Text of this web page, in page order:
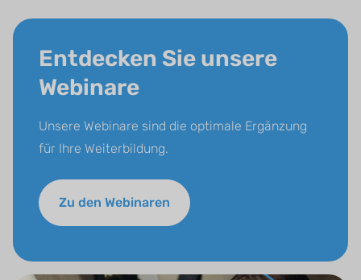
Entdecken Sie unsere
Webinare
Unsere Webinare sind die optimale Ergänzung
für Ihre Weiterbildung.
Zu den Webinaren